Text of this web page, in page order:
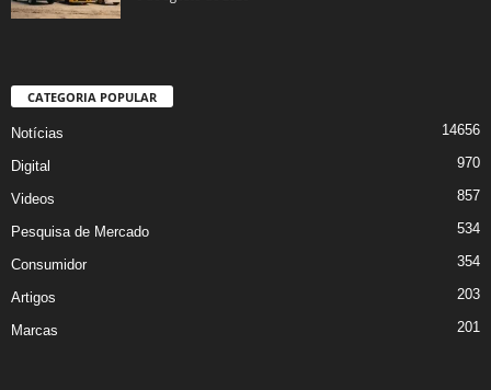
CATEGORIA POPULAR
Notícias 14656
Digital 970
Videos 857
Pesquisa de Mercado 534
Consumidor 354
Artigos 203
Marcas 201